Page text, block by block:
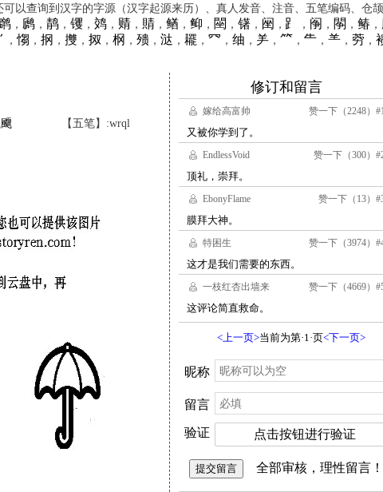
以查询到汉字的字源（汉字起源来历）、真人发音、注音、五笔编码、仓
， 䴘， 䴖， 䦆， 䴔， 䞍， 䝼， 䲡 ， 䲟 ， 䦟 ， 䦃， 䦷 ， ⻊ ， 䦶 ， 䦛 ， 䲠 ，
， 㥮 ， 㧏 ， 㩳， 㧐 ， 㭎 ， 㱮， 㳠 ， 䎱 ， ⺳ ， 䌷 ， ⺶， ⺮ ， ⺧， ⺷， 䓖，
飅 【五笔】:wrql